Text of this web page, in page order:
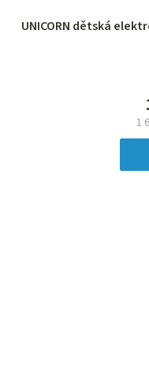
UNICORN dětská
1